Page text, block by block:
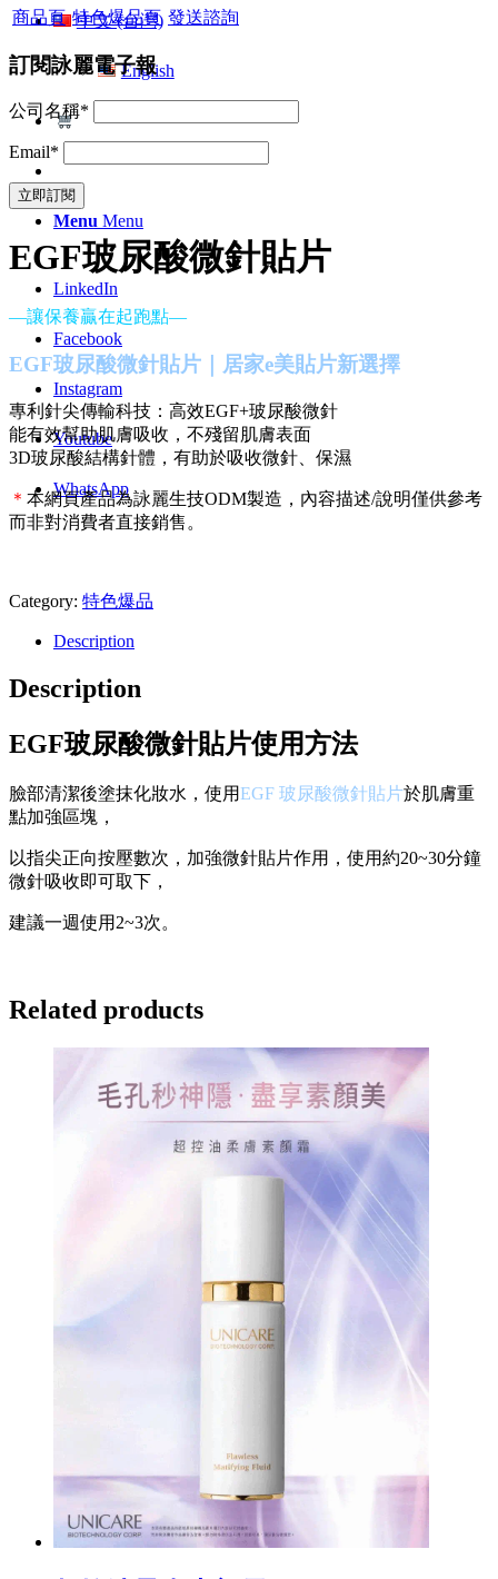
中文 (台灣)
English
Menu Menu
LinkedIn
Facebook
Instagram
Youtube
WhatsApp
商品頁 特色爆品頁 發送諮詢
訂閱詠麗電子報
公司名稱*
Email*
EGF玻尿酸微針貼片
—讓保養贏在起跑點—
EGF玻尿酸微針貼片｜居家e美貼片新選擇
專利針尖傳輸科技：高效EGF+玻尿酸微針
能有效幫助肌膚吸收，不殘留肌膚表面
3D玻尿酸結構針體，有助於吸收微針、保濕
＊ 本網頁產品為詠麗生技ODM製造，內容描述/說明僅供參考
而非對消費者直接銷售。
Category: 特色爆品
Description
Description
EGF玻尿酸微針貼片使用方法
臉部清潔後塗抹化妝水，使用EGF 玻尿酸微針貼片於肌膚重
點加強區塊，
以指尖正向按壓數次，加強微針貼片作用，使用約20~30分鐘
微針吸收即可取下，
建議一週使用2~3次。
Related products